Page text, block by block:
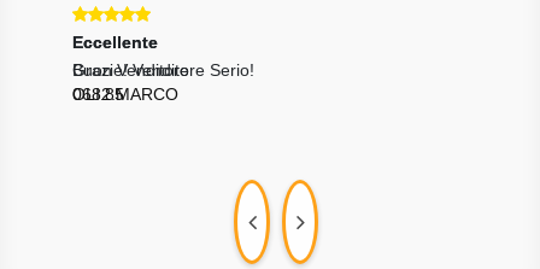
Eccellente
Grazie! Venditore Serio!
OLI.85
Eccellente
Buon Venditore
0682.MARCO